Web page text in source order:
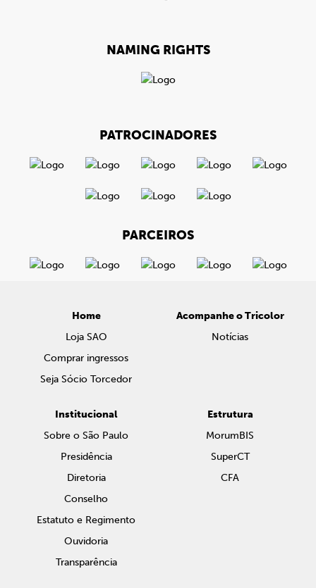
NAMING RIGHTS
PATROCINADORES
PARCEIROS
Home
Loja SAO
Comprar ingressos
Seja Sócio Torcedor
Acompanhe o Tricolor
Notícias
Institucional
Sobre o São Paulo
Presidência
Diretoria
Conselho
Estatuto e Regimento
Ouvidoria
Transparência
Estrutura
MorumBIS
SuperCT
CFA